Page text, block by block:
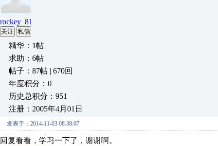
rockey_81
关注 私信
精华：1帖
求助：6帖
帖子：87帖 | 670回
年度积分：0
历史总积分：951
注册：2005年4月01日
发表于：2014-11-03 08:38:07
回复看看，学习一下了，谢谢啊。